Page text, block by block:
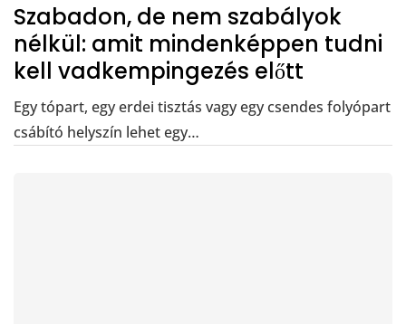
Szabadon, de nem szabályok
nélkül: amit mindenképpen tudni
kell vadkempingezés előtt
Egy tópart, egy erdei tisztás vagy egy csendes folyópart
csábító helyszín lehet egy…